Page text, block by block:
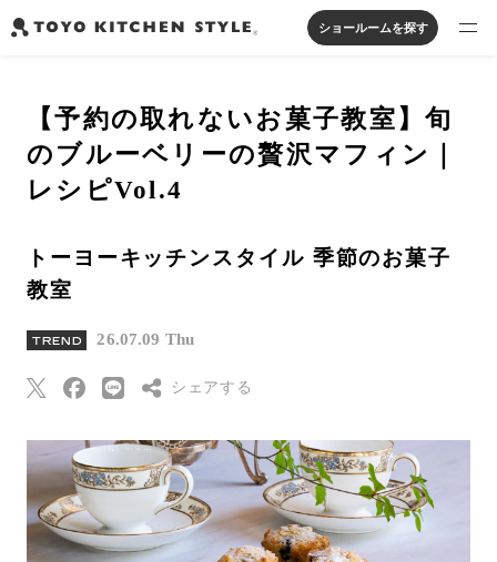
オープンキッチン
アイランドキッチン
ペニンシュラキッチン
壁付けキッチン
対面キッチン
セパレートキッチン
システムキッチン
家具・照明・タイル
バス・洗面
実例から探す
ジャーナルを読む
オンラインストア
カタログを見る
よくあるご質問
お問い合わせ
サポート
ショールームを探す
【予約の取れないお菓子教室】旬
のブルーベリーの贅沢マフィン｜
レシピVol.4
トーヨーキッチンスタイル 季節のお菓子
教室
TREND 26.07.09 Thu
シェアする
Threads
Pinterest
はてなブックマー